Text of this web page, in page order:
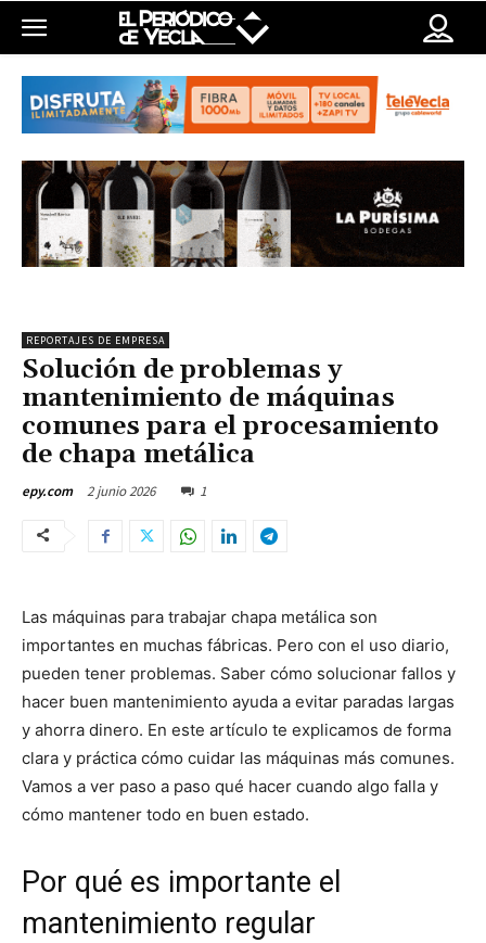
REPORTAJES DE EMPRESA
Solución de problemas y
mantenimiento de máquinas
comunes para el procesamiento
de chapa metálica
epy.com 2 junio 2026 1
Las máquinas para trabajar chapa metálica son
importantes en muchas fábricas. Pero con el uso diario,
pueden tener problemas. Saber cómo solucionar fallos y
hacer buen mantenimiento ayuda a evitar paradas largas
y ahorra dinero. En este artículo te explicamos de forma
clara y práctica cómo cuidar las máquinas más comunes.
Vamos a ver paso a paso qué hacer cuando algo falla y
cómo mantener todo en buen estado.
Por qué es importante el
mantenimiento regular